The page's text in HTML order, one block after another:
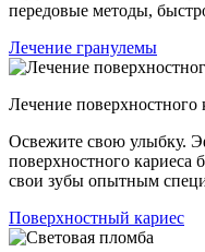
передовые методы,
Лечение гранулемы
Лечение поверхностного
Освежите свою улыбку.
поверхностного кариеса
свои зубы опытным
Поверхностный кариес